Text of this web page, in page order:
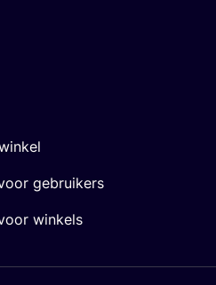
gebruikers
winkels